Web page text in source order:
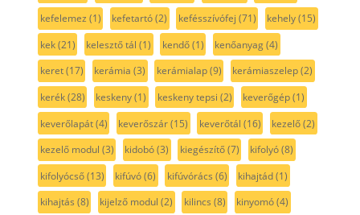
kefelemez (1) kefetartó(2) kefésszívófej (71) kehely(15)
kek(21) kelesztő tál (1) kendő(1) kenőanyag(4)
keret(17) kerámia (3) kerámialap(9) kerámiaszelep(2)
kerék(28) keskeny(1) keskeny tepsi (2) keverőgép(1)
keverőlapát(4) keverőszár(15) keverőtál (16) kezelő(2)
kezelő modul (3) kidobó(3) kiegészítő(7) kifolyó(8)
kifolyócső(13) kifúvó(6) kifúvórács (6) kihajtád(1)
kihajtás (8) kijelző modul (2) kilincs (8) kinyomó(4)